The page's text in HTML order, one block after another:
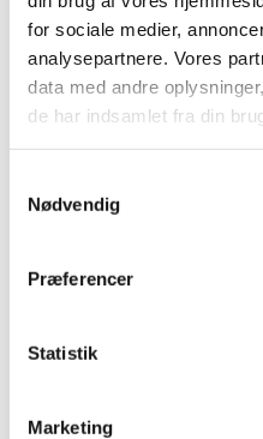
for sociale medier,
analysepartnere. Vores
data med andre
de har indsamlet fra din
Nødvendig
Præferencer
Statistik
Marketing
Du vil